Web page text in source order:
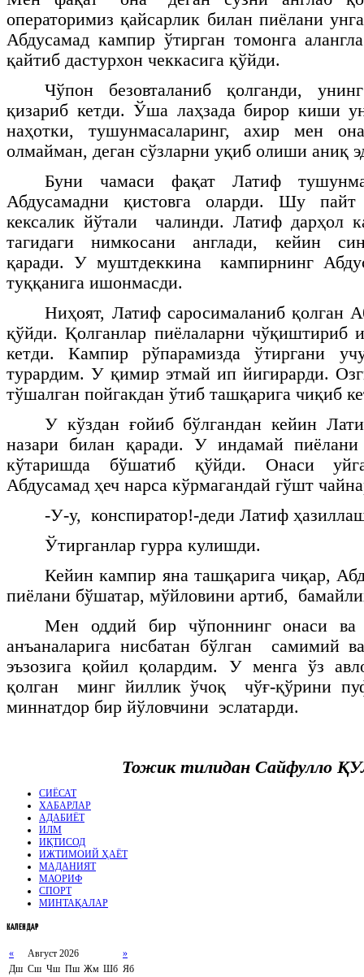
операторимиз қайсарлик билан пиёлани
Абдусамад кампир ўтирган томонга
қайтиб дастурхон чеккасига қўйди.
Чўпон безовталаниб қолганди,
қизариб кетди. Ўша лаҳзада бирор киши
наҳотки, тушунмасаларинг, ахир мен
олмайман, деган сўзларни уқиб олиши аниқ
Буни чамаси фақат Латиф
Абдусамадни қистовга оларди. Шу пайт
кексалик йўтали чалинди. Латиф дарҳол
тагидаги нимкосани англади, кейин
қаради. У муштдеккина кампирнинг
туққанига ишонмасди.
Ниҳоят, Латиф саросималаниб қолган
қўйди. Қолганлар пиёлаларни чўқиштириб
кетди. Кампир рўпарамизда ўтиргани
турардим. У қимир этмай ип йигирарди.
тўшалган пойгакдан ўтиб ташқарига чиқиб
У кўздан ғойиб бўлгандан кейин
назари билан қаради. У индамай
кўтаришда бўшатиб қўйди. Онаси
Абдусамад ҳеч нарса кўрмагандай гўшт
-У-у, конспиратор!-деди Латиф
Ўтирганлар гурра кулишди.
Кейин кампир яна ташқарига чиқар,
пиёлани бўшатар, мўйловини артиб,
Мен оддий бир чўпоннинг онаси ва
анъаналарига нисбатан бўлган самимий
эъзозига қойил қолардим. У менга ўз
қолган минг йиллик ўчоқ чўғ-қўрини
миннатдор бир йўловчини эслатарди.
Тожик тилидан Сайфулло
СИЁСАТ
ХАБАРЛАР
АДАБИЁТ
ИЛМ
ИҚТИСОД
ИЖТИМОИЙ ҲАЁТ
МАДАНИЯТ
МАОРИФ
СПОРТ
МИНТАҚАЛАР
КАЛЕНДАР
« Август 2026
»
Дш Сш Чш Пш Жм Шб Яб